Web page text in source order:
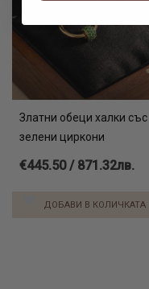
Златни обеци халки със
зелени циркони
€445.50 / 871.32лв.
ДОБАВИ В КОЛИЧКАТА